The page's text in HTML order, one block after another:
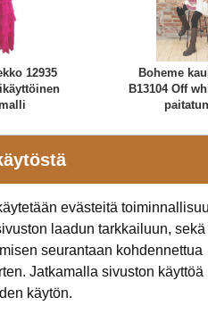
12935
Boheme
B13104 Off
Seuraa Meitä
evästeitä
laadun tarkkailuun, sekä
seurantaan kohdennettua
Jatkamalla sivuston käyttöä
käytön.